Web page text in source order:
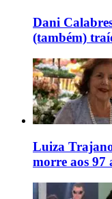
Dani
(também)
Luiza
morre aos 97